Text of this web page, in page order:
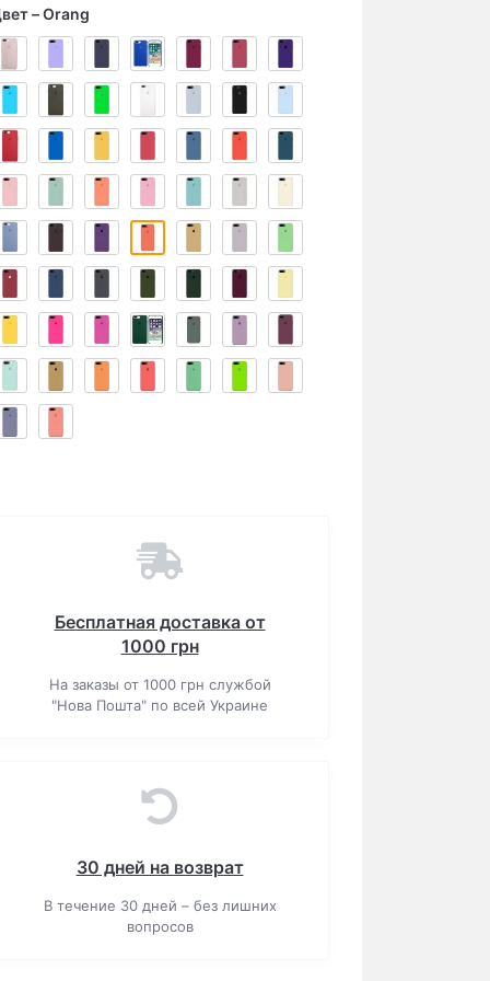
Orang
Бесплатная доставка от
1000 грн
На заказы от 1000 грн службой
"Нова Пошта" по всей Украине
30 дней на возврат
В течение 30 дней – без лишних
вопросов